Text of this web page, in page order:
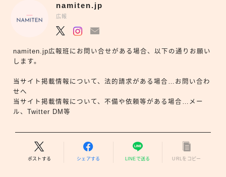
namiten.jp
広報
namiten.jp広報班にお問い合せがある場合、以下の通りお願い
します。
当サイト掲載情報について、法的請求がある場合…お問い合わ
せへ
当サイト掲載情報について、不備や依頼等がある場合…メー
ル、Twitter DM等
ポストする シェアする LINEで送る URLをコピー